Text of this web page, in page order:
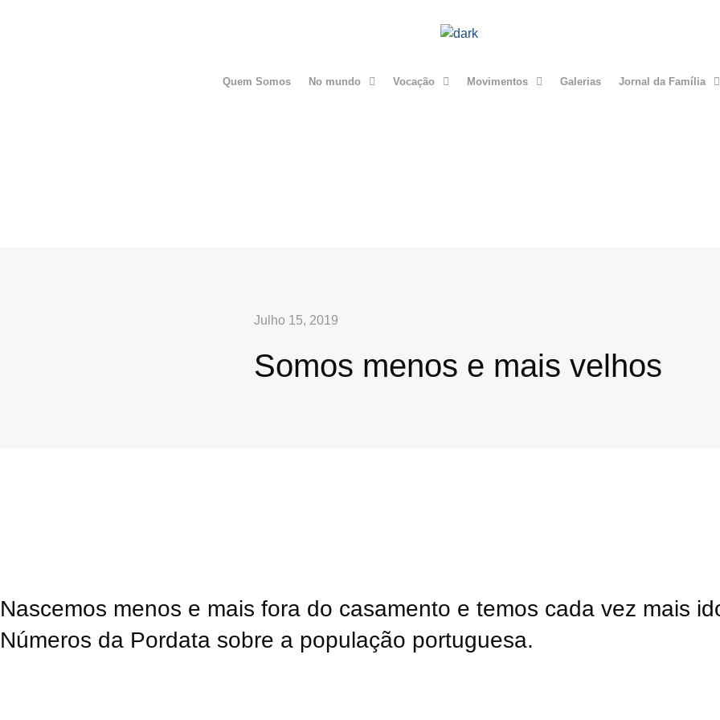
Quem Somos No mundo Vocação Movimentos Galerias Jornal da Família
Julho 15, 2019
Somos menos e mais velhos
Nascemos menos e mais fora do casamento e temos cada vez mais
Números da Pordata sobre a população portuguesa.